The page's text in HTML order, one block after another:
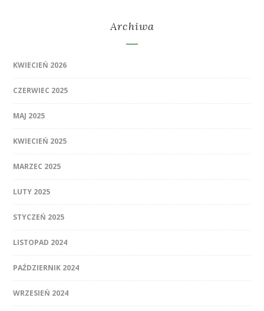
Archiwa
KWIECIEŃ 2026
CZERWIEC 2025
MAJ 2025
KWIECIEŃ 2025
MARZEC 2025
LUTY 2025
STYCZEŃ 2025
LISTOPAD 2024
PAŹDZIERNIK 2024
WRZESIEŃ 2024